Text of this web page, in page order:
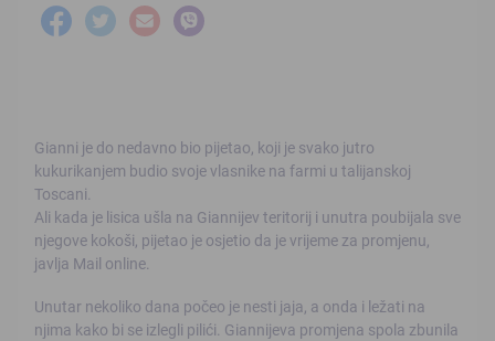
Gianni je do nedavno bio pijetao, koji je svako jutro
kukurikanjem budio svoje vlasnike na farmi u talijanskoj
Toscani.
Ali kada je lisica ušla na Giannijev teritorij i unutra poubijala sve
njegove kokoši, pijetao je osjetio da je vrijeme za promjenu,
javlja Mail online.
Unutar nekoliko dana počeo je nesti jaja, a onda i ležati na
njima kako bi se izlegli pilići. Giannijeva promjena spola zbunila